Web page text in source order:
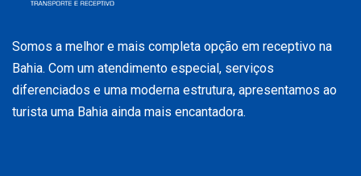
Somos a melhor e mais completa opção em receptivo na
Bahia. Com um atendimento especial, serviços
diferenciados e uma moderna estrutura, apresentamos ao
turista uma Bahia ainda mais encantadora.